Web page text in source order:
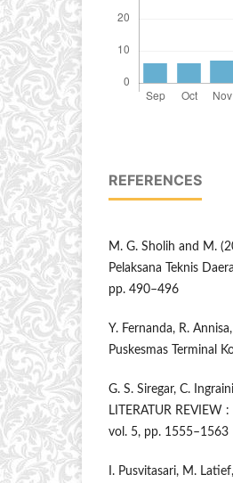
REFERENCES
M. G. Sholih and M.
Pelaksana Teknis
pp. 490–496
Y. Fernanda, R.
Puskesmas Terminal
G. S. Siregar, C.
LITERATUR REVIEW
vol. 5, pp. 1555–1563
I. Pusvitasari, M.